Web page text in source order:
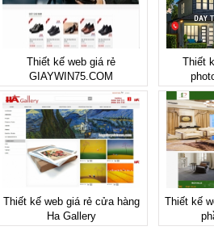
Thiết kế web giá rẻ
GIAYWIN75.COM
Thiết
Thiết kế web giá rẻ cửa hàng
Ha Gallery
Thiết kế